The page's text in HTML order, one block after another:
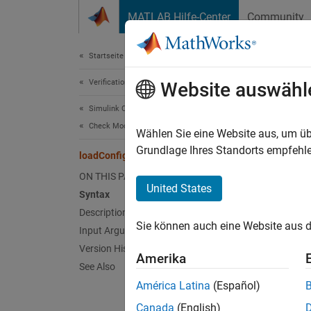
MATLAB Hilfe-Center Community
Startseite der Dokumentation
Verification, Validation, and Test
Simulink Check
Check Model Compliance
loadConfiguration
ON THIS PAGE
Syntax
Description
Input Arguments
Version History
See Also
Class:
Website
Wählen Sie eine Website aus, um
Grundlage Ihres Standorts
United States
Sie können auch eine Website aus
Amerika
América Latina (Español)
Canada (English)